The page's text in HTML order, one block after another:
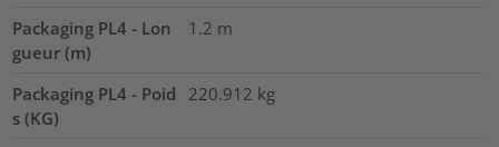
Packaging PL4 - Lon
gueur (m)
1.2 m
Packaging PL4 - Poid
s (KG)
220.912 kg